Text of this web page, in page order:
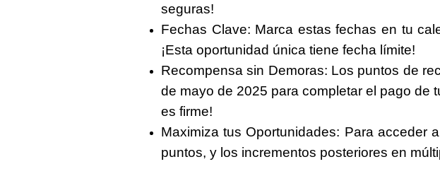
seguras!
Fechas Clave: Marca estas fechas en tu
¡Esta oportunidad única tiene fecha límite!
Recompensa sin Demoras: Los puntos de
de mayo de 2025 para completar el pago de
es firme!
Maximiza tus Oportunidades: Para acceder
puntos, y los incrementos posteriores en